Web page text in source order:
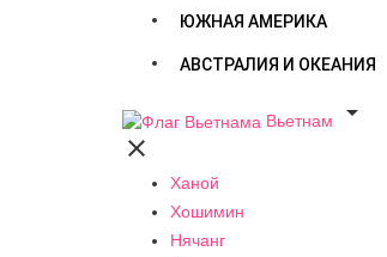
ЮЖНАЯ АМЕРИКА
АВСТРАЛИЯ И ОКЕАНИЯ
Вьетнам


Ханой
Хошимин
Нячанг